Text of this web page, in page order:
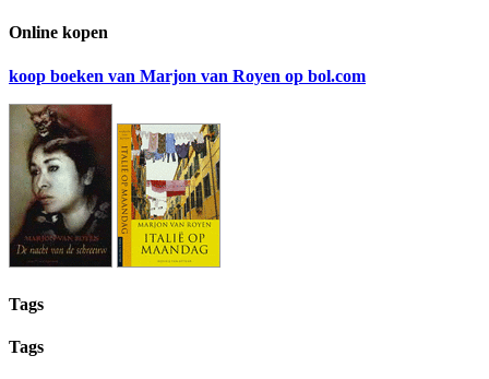
Online kopen
koop boeken van Marjon van Royen op bol.com
Tags
Tags